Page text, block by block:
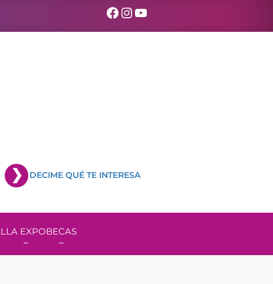
Facebook
Instagram
YouTube
DECIME QUÉ TE INTERESA
LA EXPOBECAS